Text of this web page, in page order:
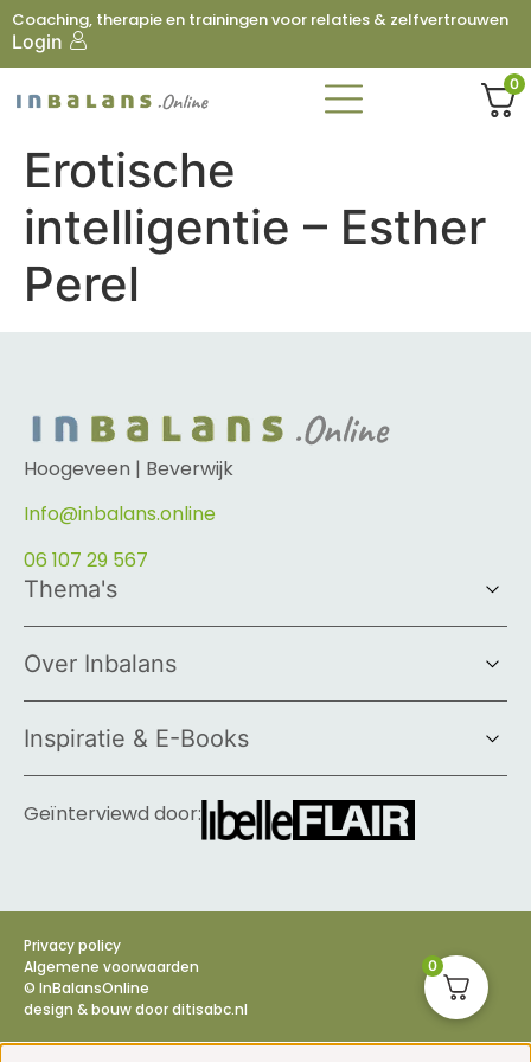
Coaching, therapie en trainingen voor relaties & zelfvertrouwen
Login
0
Erotische
intelligentie – Esther
Perel
Hoogeveen | Beverwijk
Info@inbalans.online
06 107 29 567
Thema's
Over Inbalans
Inspiratie & E-Books
Geïnterviewd door:
Privacy policy
Algemene voorwaarden
© InBalansOnline
design & bouw doorditisabc.nl
0